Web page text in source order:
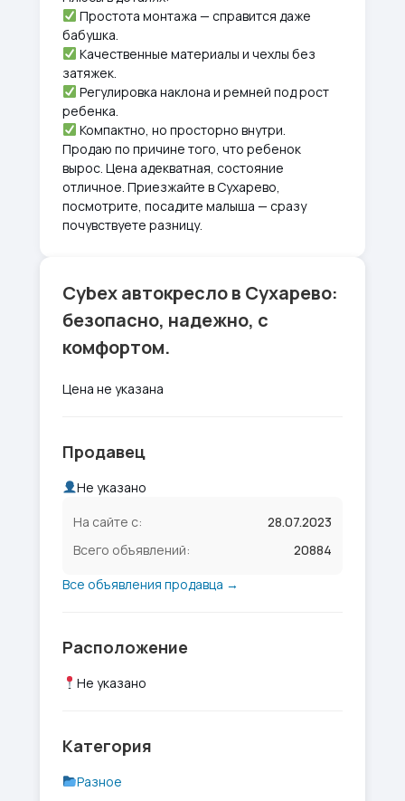
Простота монтажа — справится даже
бабушка.
Качественные материалы и чехлы без
затяжек.
Регулировка наклона и ремней под рост
ребенка.
Компактно, но просторно внутри.
Продаю по причине того, что ребенок
вырос. Цена адекватная, состояние
отличное. Приезжайте в Сухарево,
посмотрите, посадите малыша — сразу
почувствуете разницу.
Cybex автокресло в Сухарево:
безопасно, надежно, с
комфортом.
Цена не указана
Продавец
Не указано
На сайте с:
28.07.2023
Всего объявлений:
20884
Все объявления продавца →
Расположение
Не указано
Категория
Разное